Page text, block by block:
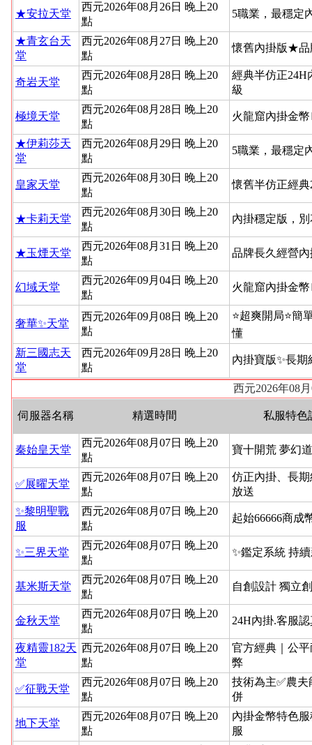
★安拉天堂
西元2026年08月26日 晚上20
點
5職業，最穩定
★青玄台天
堂
西元2026年08月27日 晚上20
點
懷舊內掛版★品
奇岩天堂
西元2026年08月28日 晚上20
點
經典半仿正24H
級
極境天堂
西元2026年08月28日 晚上20
點
火龍窟內掛金
★伊莉莎天
堂
西元2026年08月29日 晚上20
點
5職業，最穩定
皇家天堂
西元2026年08月30日 晚上20
點
懷舊半仿正經
★卡莉天堂
西元2026年08月30日 晚上20
點
內掛穩定版，
★玉煙天堂
西元2026年08月31日 晚上20
點
品牌長久經營
幻域天堂
西元2026年09月04日 晚上20
點
火龍窟內掛金
奢華✨天堂
西元2026年09月08日 晚上20
點
⭐超爽開局⭐簡
懂
新三國志天
堂
西元2026年09月28日 晚上20
點
內掛寶版✨長期
西元2026年08
伺服器名稱 精選時間 私服特色
秦始皇天堂
西元2026年08月07日 晚上20
點
寶十開荒 夢幻
✅展曜天堂
西元2026年08月07日 晚上20
點
仿正內掛、長
放送
✨黎明聖戰
服
西元2026年08月07日 晚上20
點
起始66666商成
✨三界天堂
西元2026年08月07日 晚上20
點
✨鑑定系統 持
基米斯天堂
西元2026年08月07日 晚上20
點
自創設計 獨立
金秋天堂
西元2026年08月07日 晚上20
點
24H內掛.客服
夜精靈182天
堂
西元2026年08月07日 晚上20
點
官方經典｜公
弊
✅征戰天堂
西元2026年08月07日 晚上20
點
技術為主✅農夫
併
地下天堂
西元2026年08月07日 晚上20
點
內掛金幣特色
服